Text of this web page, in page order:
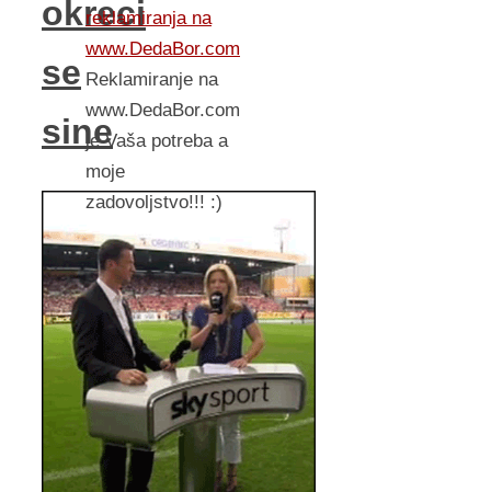
okreci
se
sine
reklamiranja na
www.DedaBor.com
Reklamiranje na
www.DedaBor.com
je Vaša potreba a
moje
zadovoljstvo!!! :)